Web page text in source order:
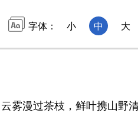
字体： 小 中 大
漫过茶枝，鲜叶携山野清